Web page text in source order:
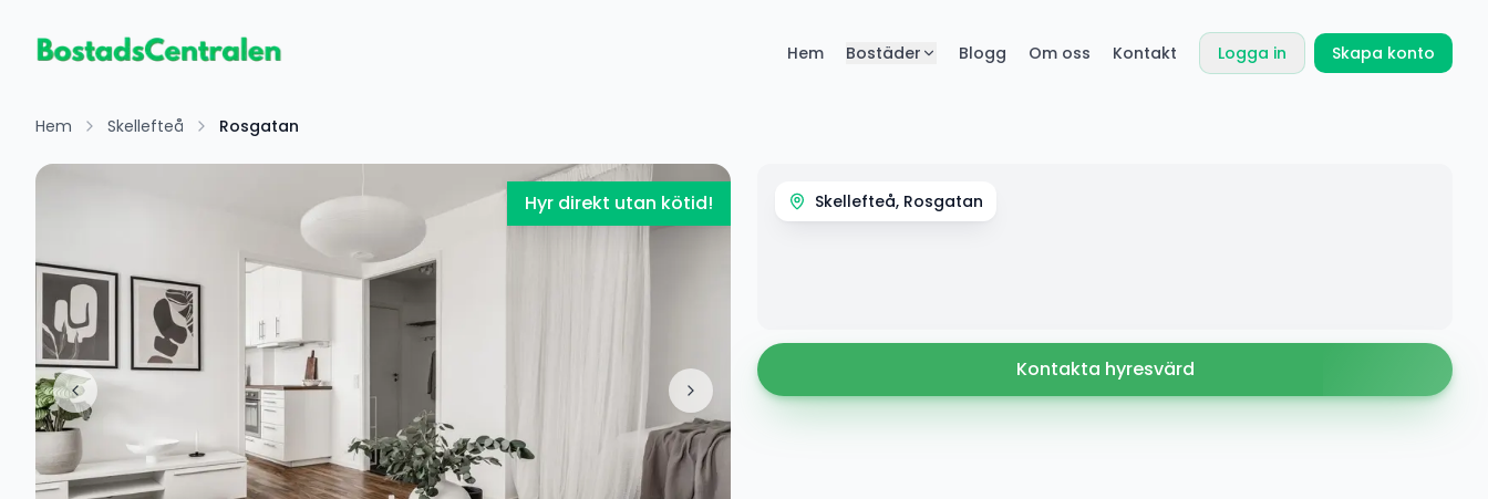
Hem Bostäder Blogg Om oss Kontakt Logga in Skapa konto
Hem Skellefteå Rosgatan
Hyr direkt utan kötid! Skellefteå, Rosgatan
Kontakta hyresvärd